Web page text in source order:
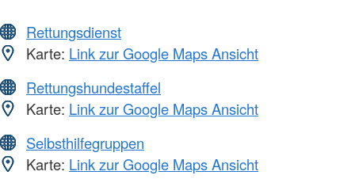
Rettungsdienst
Karte: Link zur Google Maps Ansicht
Rettungshundestaffel
Karte: Link zur Google Maps Ansicht
Selbsthilfegruppen
Karte: Link zur Google Maps Ansicht